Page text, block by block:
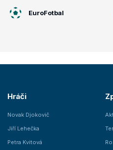
EuroFotbal
Hráči
Novak Djokovič
Jiří Lehečka
Petra Kvitová